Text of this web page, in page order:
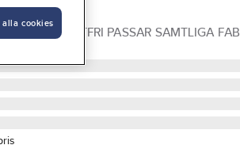
ROSTFRI PASSAR SAMTLIGA FAB
alla cookies